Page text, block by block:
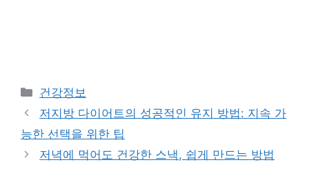
Categories
건강정보
저지방 다이어트의 성공적인 유지 방법: 지속 가
능한 선택을 위한 팁
저녁에 먹어도 건강한 스낵, 쉽게 만드는 방법